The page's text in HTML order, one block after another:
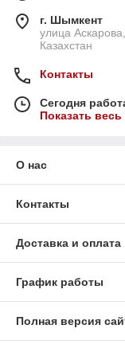
г. Шымкент
улица
Казахстан
Контакты
Сегодня
Показать
О нас
Контакты
Доставка и оплата
График работы
Полная версия